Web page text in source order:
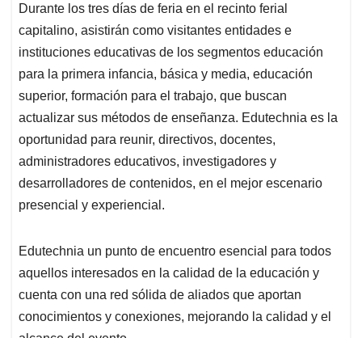
Durante los tres días de feria en el recinto ferial
capitalino, asistirán como visitantes entidades e
instituciones educativas de los segmentos educación
para la primera infancia, básica y media, educación
superior, formación para el trabajo, que buscan
actualizar sus métodos de enseñanza. Edutechnia es la
oportunidad para reunir, directivos, docentes,
administradores educativos, investigadores y
desarrolladores de contenidos, en el mejor escenario
presencial y experiencial.
Edutechnia un punto de encuentro esencial para todos
aquellos interesados en la calidad de la educación y
cuenta con una red sólida de aliados que aportan
conocimientos y conexiones, mejorando la calidad y el